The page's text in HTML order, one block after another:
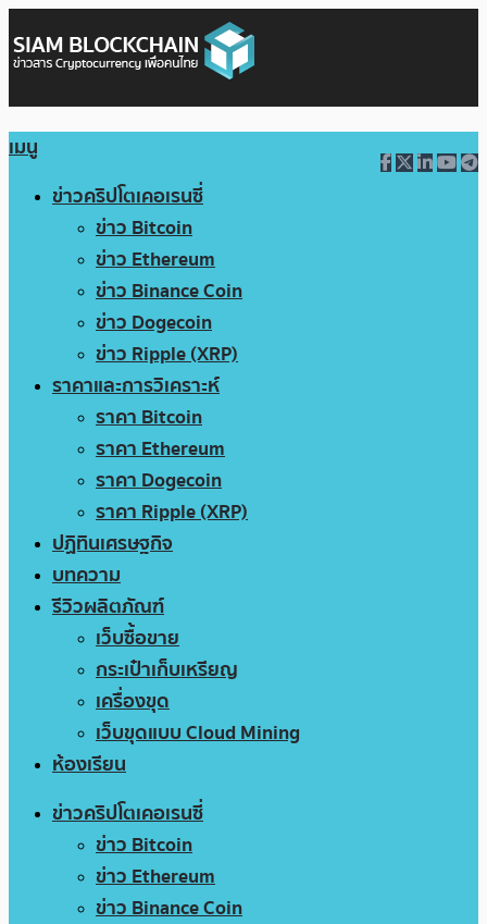
เมนู
ข่าวคริปโตเคอเรนซี่
ข่าว Bitcoin
ข่าว Ethereum
ข่าว Binance Coin
ข่าว Dogecoin
ข่าว Ripple (XRP)
ราคาและการวิเคราะห์
ราคา Bitcoin
ราคา Ethereum
ราคา Dogecoin
ราคา Ripple (XRP)
ปฏิทินเศรษฐกิจ
บทความ
รีวิวผลิตภัณฑ์
เว็บซื้อขาย
กระเป๋าเก็บเหรียญ
เครื่องขุด
เว็บขุดแบบ Cloud Mining
ห้องเรียน
ข่าวคริปโตเคอเรนซี่
ข่าว Bitcoin
ข่าว Ethereum
ข่าว Binance Coin